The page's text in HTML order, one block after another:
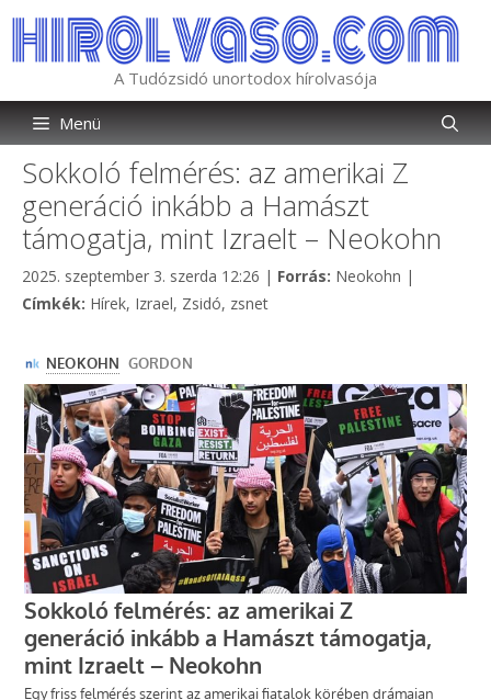
tartalomba
A Tudózsidó unortodox hírolvasója
Menü
Sokkoló felmérés: az amerikai Z
generáció inkább a Hamászt
támogatja, mint Izraelt – Neokohn
2025. szeptember 3. szerda 12:26 | Forrás: Kategória
Neokohn |
Címkék: Címkék
Hírek, Izrael, Zsidó, zsnet